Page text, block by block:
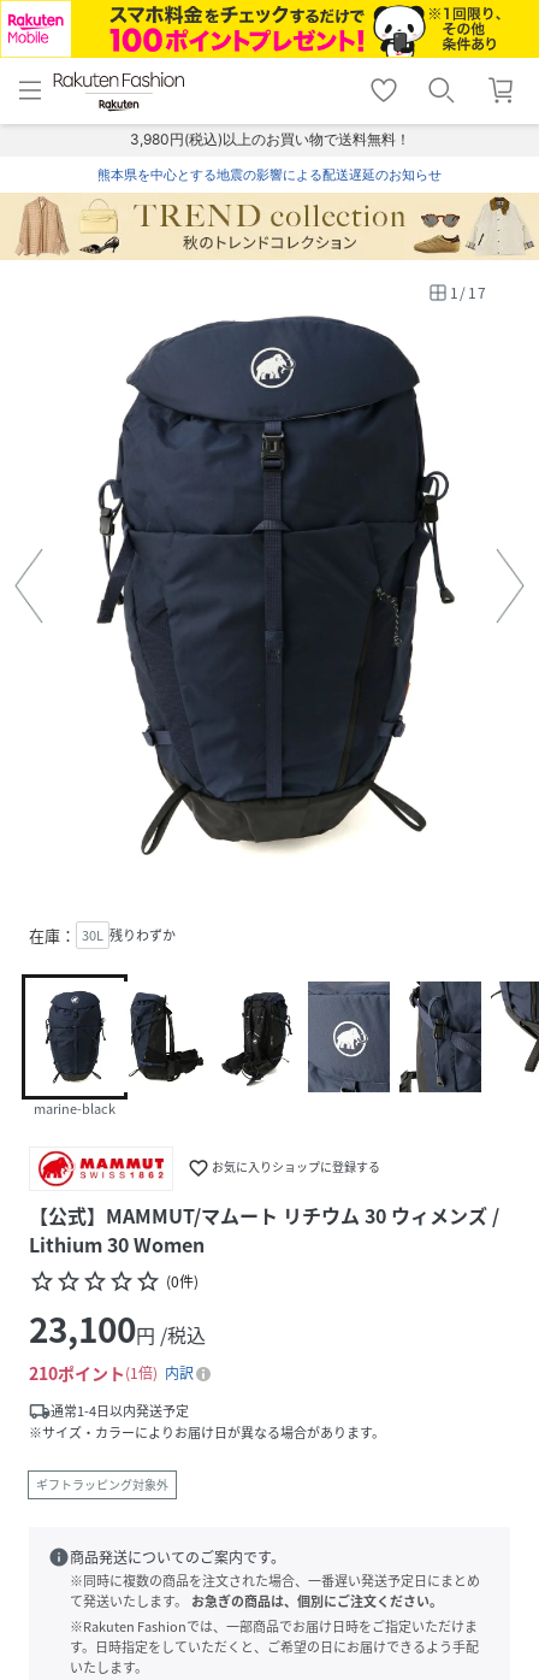
menu home
トップ
shopping_cart lock_outline
ログイン
3,980円(税込)以上のお買い物で送料無料！
熊本県を中心とする地震の影響による配送遅延のお知らせ
1/17
在庫： 30L 残りわずか
marine-black
favorite_border お気に入りショップに登録する
【公式】MAMMUT/マムート リチウム 30 ウィメンズ /
Lithium 30 Women
star_borderstar_borderstar_borderstar_borderstar_border (0件)
23,100円 /税込
210ポイント 1倍
内訳
local_shipping通常1-4日以内発送予定
※サイズ・カラーによりお届け日が異なる場合があります。
ギフトラッピング対象外
info商品発送についてのご案内です。
※同時に複数の商品を注文された場合、一番遅い発送予定日にまとめ
て発送いたします。
お急ぎの商品は、個別にご注文ください。
※Rakuten Fashionでは、一部商品でお届け日時をご指定いただけま
す。日時指定をしていただくと、ご希望の日にお届けできるよう手配
いたします。